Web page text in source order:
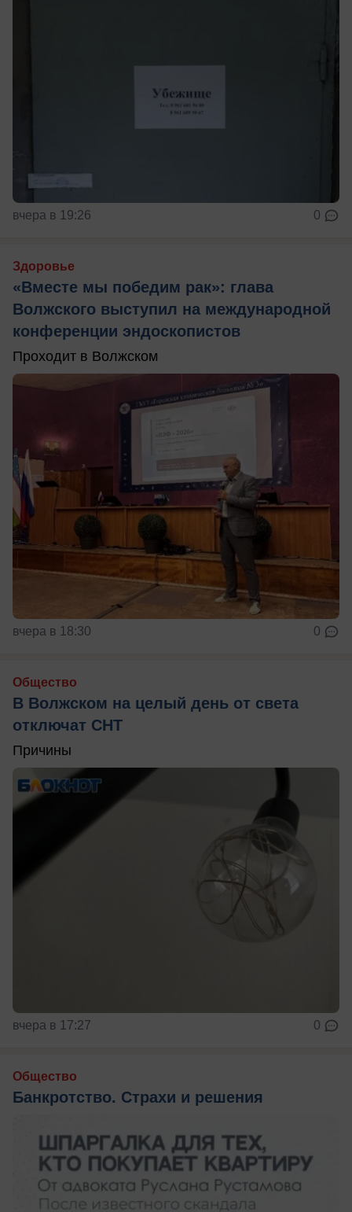
вчера в 19:26 0
Здоровье
«Вместе мы победим рак»: глава
Волжского выступил на международной
конференции эндоскопистов
Проходит в Волжском
вчера в 18:30 0
Общество
В Волжском на целый день от света
отключат СНТ
Причины
вчера в 17:27 0
Общество
Банкротство. Страхи и решения